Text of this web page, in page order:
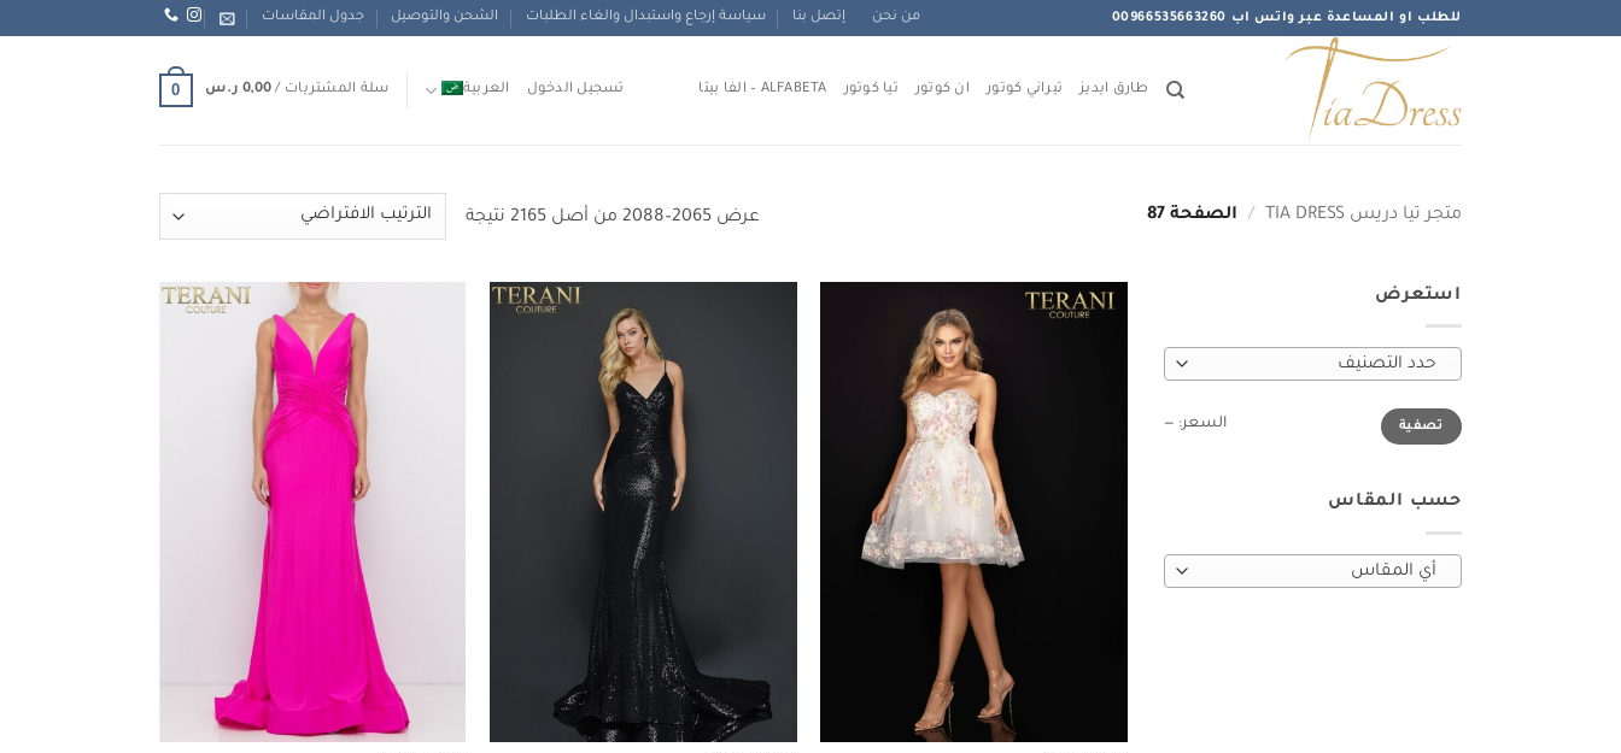
للطلب او المساعدة عبر واتس اب 00966535663260 من نحن إتصل بنا سياسة إرجاع واستبدال والغاء الطلبات الشحن والتوصيل جدول المقاسات
طارق ايديز تيراني كوتور ان كوتور تيا كوتور ALFABETA – الفا بيتا تسجيل الدخول العربية سلة المشتريات / 0,00 ر.س 0
متجر تيا دريس TIA DRESS / الصفحة 87 عرض 2065–2088 من أصل 2165 نتيجة
استعرض
حدد التصنيف
أدنى
سعر
أعلى
سعرتصفية السعر: —
حسب المقاس
أي ‏المقاس